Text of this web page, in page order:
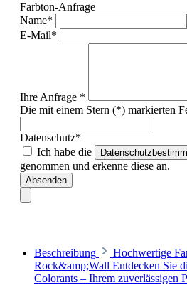
Farbton-Anfrage
Name*
E-Mail*
Ihre Anfrage *
Die mit einem Stern (*) markierten
Datenschutz*
Ich habe die
genommen und erkenne diese an.
Absenden
Beschreibung
Hochwertige
Rock&amp;Wall Entdecken Sie
Colorants – Ihrem zuverlässigen